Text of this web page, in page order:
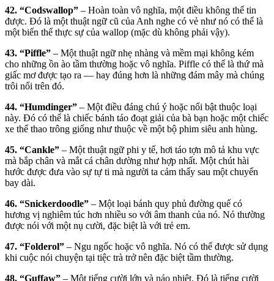
42. “Codswallop” – Hoàn toàn vô nghĩa, một điều không thể tin
được. Đó là một thuật ngữ cũ của Anh nghe có vẻ như nó có thể là
một biến thể thực sự của wallop (mặc dù không phải vậy).
43. “Piffle” – Một thuật ngữ nhẹ nhàng và mềm mại không kém
cho những ồn ào tầm thường hoặc vô nghĩa. Piffle có thể là thứ mà
giấc mơ được tạo ra — hay đúng hơn là những đám mây mà chúng
trôi nổi trên đó.
44. “Humdinger” – Một điều đáng chú ý hoặc nổi bật thuộc loại
này. Đó có thể là chiếc bánh táo đoạt giải của bà bạn hoặc một chiếc
xe thể thao trông giống như thuộc về một bộ phim siêu anh hùng.
45. “Cankle” – Một thuật ngữ phi y tế, hơi táo tợn mô tả khu vực
mà bắp chân và mắt cá chân dường như hợp nhất. Một chút hài
hước được đưa vào sự tự ti mà người ta cảm thấy sau một chuyến
bay dài.
46. “Snickerdoodle” – Một loại bánh quy phủ đường quế có
hương vị nghiêm túc hơn nhiều so với âm thanh của nó. Nó thường
được nói với một nụ cười, đặc biệt là với trẻ em.
47. “Folderol” – Ngu ngốc hoặc vô nghĩa. Nó có thể được sử dụng
khi cuộc nói chuyện tại tiệc trà trở nên đặc biệt tầm thường.
48. “Guffaw” – Một tiếng cười lớn và náo nhiệt. Đó là tiếng cười